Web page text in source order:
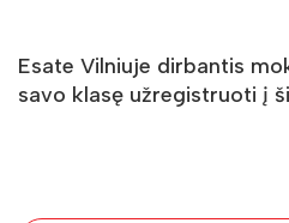
Esate Vilniuje dirbantis
savo klasę užregistruoti į